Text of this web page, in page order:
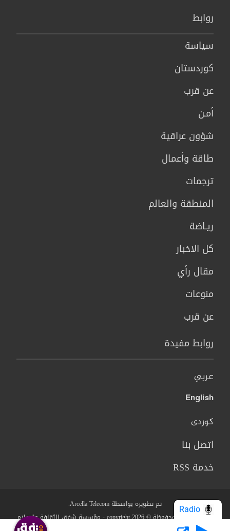
روابط
سیاسة
كوردستان
عن قرب
أمـن
شؤون عراقية
طاقة وأعمال
ترجمات
المنطقة والعالم
ريـاضة
كل الاخبار
مقال رأي
منوعات
عن قرب
روابط مفيدة
عربي
English
کوردی
اتصل بنا
خدمة RSS
تم تطويره بواسطة Arcella Telecom.
جميع الحقوق محفوظة © copyright 2026 - مؤسسة شفق للثقافة والاعلام
Radio